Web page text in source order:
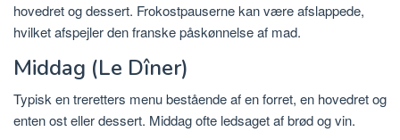
hovedret og dessert. Frokostpauserne kan være afslappede,
hvilket afspejler den franske påskønnelse af mad.
Middag (Le Dîner)
Typisk en treretters menu bestående af en forret, en hovedret og
enten ost eller dessert. Middag ofte ledsaget af brød og vin.